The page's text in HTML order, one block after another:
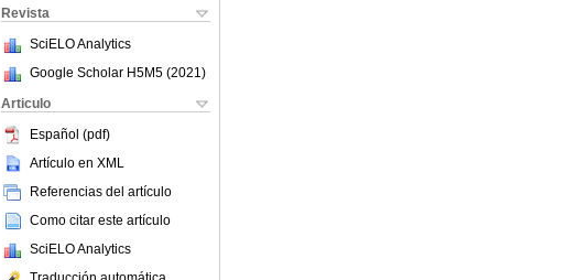
Revista
SciELO Analytics
Google Scholar H5M5 (2021 )
Articulo
Español (pdf)
Artículo en XML
Referencias del artículo
Como citar este artículo
SciELO Analytics